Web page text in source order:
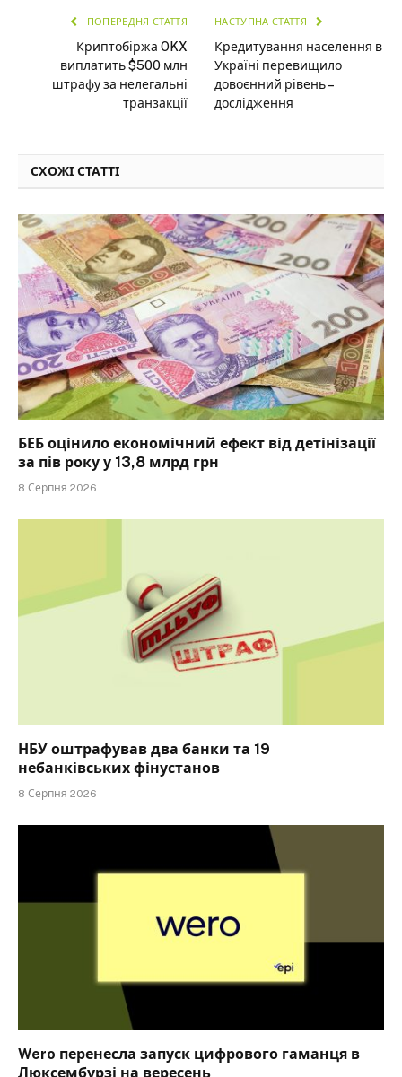
ПОПЕРЕДНЯ СТАТТЯ
Криптобіржа OKX
виплатить $500 млн
штрафу за нелегальні
транзакції
НАСТУПНА СТАТТЯ
Кредитування населення в
Україні перевищило
довоєнний рівень –
дослідження
СХОЖІ СТАТТІ
БЕБ оцінило економічний ефект від детінізації
за пів року у 13,8 млрд грн
8 Серпня 2026
НБУ оштрафував два банки та 19
небанківських фінустанов
8 Серпня 2026
Wero перенесла запуск цифрового гаманця в
Люксембурзі на вересень